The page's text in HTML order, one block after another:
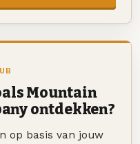
Mountain
ontdekken?
op basis van jouw